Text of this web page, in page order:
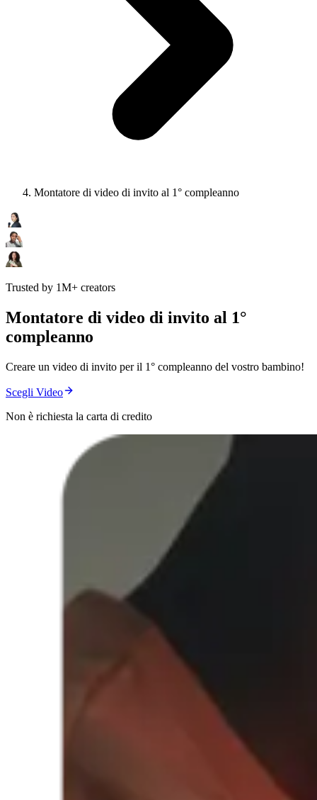
Montatore di video di invito al 1° compleanno
Trusted by 1M+ creators
Montatore di video di invito al 1°
compleanno
Creare un video di invito per il 1° compleanno del vostro bambino!
Scegli Video
Non è richiesta la carta di credito